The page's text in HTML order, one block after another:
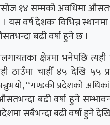
१४ सम्मको अवधिमा
यस वर्ष देशका विभिन्न
बढी वर्षा हुने छ ।
क्षेत्रमा भनेपछि
ठाउँमा चाहीँ ४५ देखि ५५
‘‘गण्डकी प्रदेशको
बढी वर्षा हुने
सबैभन्दा बढी वर्षा हुने